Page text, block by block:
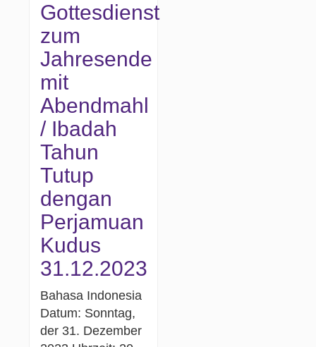
Gottesdienst
zum
Jahresende
mit
Abendmahl
/ Ibadah
Tahun
Tutup
dengan
Perjamuan
Kudus
31.12.2023
Bahasa Indonesia
Datum: Sonntag,
der 31. Dezember